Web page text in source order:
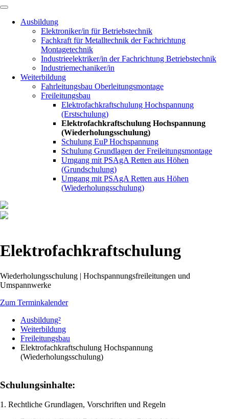
Navigation
Ausbildung
Elektroniker/in für Betriebstechnik
Fachkraft für Metalltechnik der Fachrichtung
Montagetechnik
Industrieelektriker/in der Fachrichtung Betriebstechnik
Industriemechaniker/in
Weiterbildung
Fahrleitungsbau Oberleitungsmontage
Freileitungsbau
Elektrofachkraftschulung Hochspannung
(Erstschulung)
Elektrofachkraftschulung Hochspannung
(Wiederholungsschulung)
Schulung EuP Hochspannung
Schulung Grundlagen der Freileitungsmontage
Umgang mit PSAgA Retten aus Höhen
(Grundschulung)
Umgang mit PSAgA Retten aus Höhen
(Wiederholungsschulung)
Elektrofachkraftschulung
Wiederholungsschulung | Hochspannungsfreileitungen und
Umspannwerke
Zum Terminkalender
Ausbildung²
Weiterbildung
Freileitungsbau
Elektrofachkraftschulung Hochspannung
(Wiederholungsschulung)
Schulungsinhalte:
1. Rechtliche Grundlagen, Vorschriften und Regeln